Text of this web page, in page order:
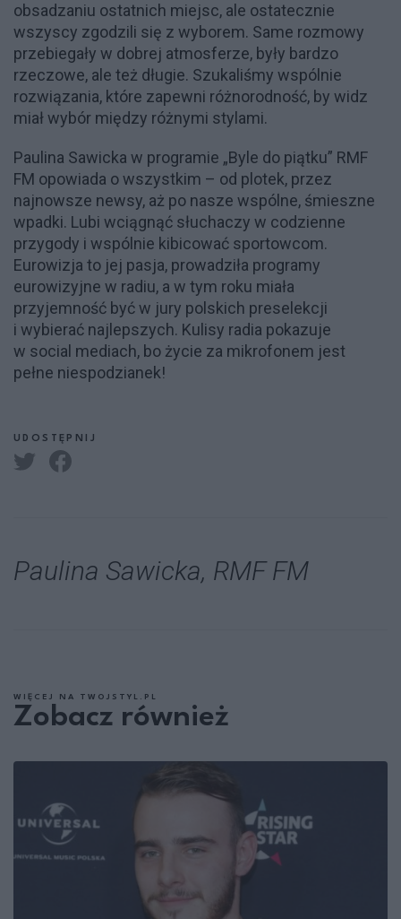
obsadzaniu ostatnich miejsc, ale ostatecznie
wszyscy zgodzili się z wyborem. Same rozmowy
przebiegały w dobrej atmosferze, były bardzo
rzeczowe, ale też długie. Szukaliśmy wspólnie
rozwiązania, które zapewni różnorodność, by widz
miał wybór między różnymi stylami.
Paulina Sawicka w programie „Byle do piątku” RMF
FM opowiada o wszystkim – od plotek, przez
najnowsze newsy, aż po nasze wspólne, śmieszne
wpadki. Lubi wciągnąć słuchaczy w codzienne
przygody i wspólnie kibicować sportowcom.
Eurowizja to jej pasja, prowadziła programy
eurowizyjne w radiu, a w tym roku miała
przyjemność być w jury polskich preselekcji
i wybierać najlepszych. Kulisy radia pokazuje
w social mediach, bo życie za mikrofonem jest
pełne niespodzianek!
UDOSTĘPNIJ
Paulina Sawicka, RMF FM
WIĘCEJ NA TWOJSTYL.PL
Zobacz również